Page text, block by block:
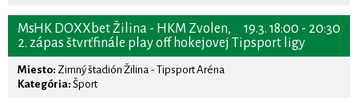
19.3. 18:00 - 20:30
MsHK DOXXbet Žilina - HKM Zvolen,
2. zápas štvrťfinále play off hokejovej Tipsport ligy
Miesto: Zimný štadión Žilina - Tipsport Aréna
Kategória: Šport